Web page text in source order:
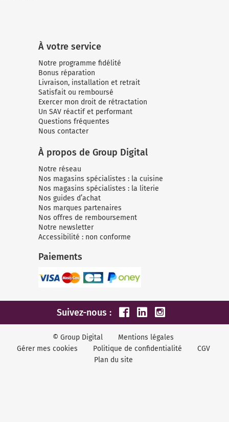
À votre service
Notre programme fidélité
Bonus réparation
Livraison, installation et retrait
Satisfait ou remboursé
Exercer mon droit de rétractation
Un SAV réactif et performant
Questions fréquentes
Nous contacter
À propos de Group Digital
Notre réseau
Nos magasins spécialistes : la cuisine
Nos magasins spécialistes : la literie
Nos guides d’achat
Nos marques partenaires
Nos offres de remboursement
Notre newsletter
Accessibilité : non conforme
Paiements
Suivez-nous :
© Group Digital
Mentions légales
Gérer mes cookies
Politique de confidentialité
CGV
Plan du site